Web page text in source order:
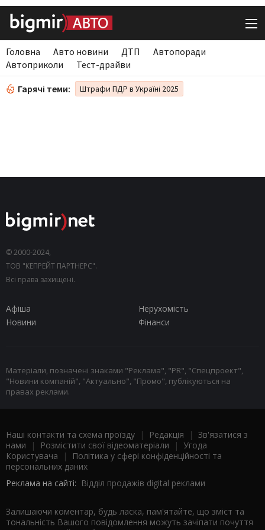
Головна Авто новини ДТП
Автопоради
Автоприколи
Тест-драйви
Гарячі теми: Штрафи ПДР в Україні 2025
© 2000-2024,
ТОВ "КЕПРЕЙТ ПАРТНЕРС".
Всі права захищені.
Афіша
Нерухомість
Новини
Фінанси
Матеріали, позначені знаками "Реклама", "PR", "Спецпроект",
"Новини компаній", "Актуально", "Промо", публікуються на
правах реклами.
Наші контакти та схема проїзду | Редакція | Зв'язатися з
нами | Розмістити свої відеоматеріали | Угода
Користувача |
Політика у сфері конфіденційності та
персональних даних
Реклама на сайті: Відділ продажів digital реклами
Залишаючи коментар, будь ласка, пам'ятайте, що зміст та
тональність Вашого повідомлення можуть зачіпати почуття